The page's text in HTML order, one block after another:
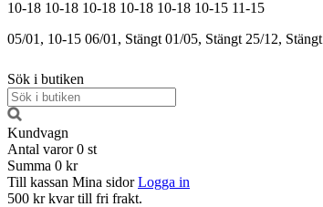
10-18 10-18 10-18 10-18 10-18 10-15 11-15
05/01, 10-15 06/01, Stängt 01/05, Stängt 25/12, Stängt
Sök i butiken
Kundvagn
Antal varor 0 st
Summa 0 kr
Till kassan Mina sidor Logga in
500 kr kvar till fri frakt.